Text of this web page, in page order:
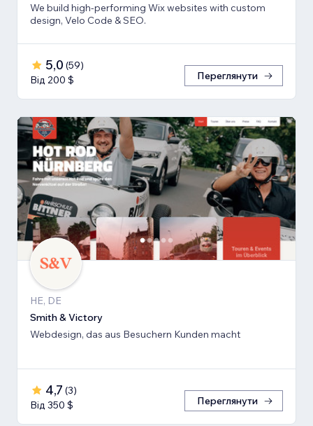
We build high-performing Wix websites with custom
design, Velo Code & SEO.
5,0 (59)
Від 200 $
Переглянути
HE, DE
Smith & Victory
Webdesign, das aus Besuchern Kunden macht
4,7 (3)
Від 350 $
Переглянути